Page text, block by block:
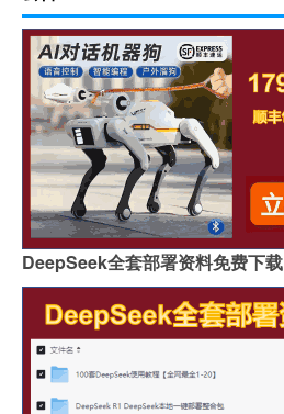
DeepSeek全套部署资料免费下载